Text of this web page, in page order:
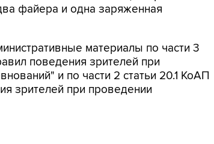
файера и одна заряженная
материалы по части 3
поведения зрителей при
и по части 2 статьи 20.1 КоАП
зрителей при проведении